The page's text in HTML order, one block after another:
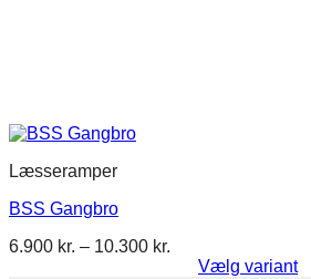
Læsseramper
BSS Gangbro
6.900 kr. – 10.300 kr.
6.900 kr.
Vælg variant